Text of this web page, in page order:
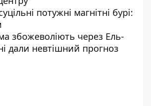
потужні магнітні бурі:
збожеволіють через Ель-
дали невтішний прогноз